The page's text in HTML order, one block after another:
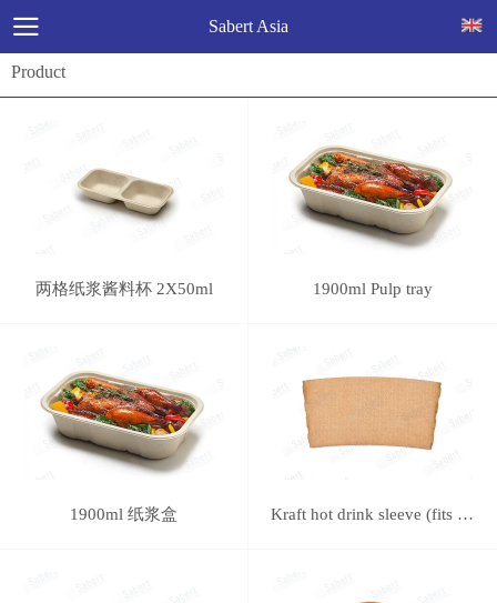
Sabert Asia
Product
两格纸浆酱料杯 2X50ml 1900ml Pulp tray
1900ml 纸浆盒 Kraft hot drink sleeve (fits 8oz. cup - no printing)